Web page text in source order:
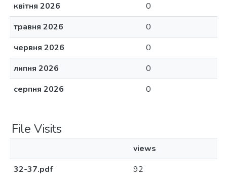
квітня 2026
0
травня 2026
0
червня 2026
0
липня 2026
0
серпня 2026
0
File Visits
views
32-37.pdf
92